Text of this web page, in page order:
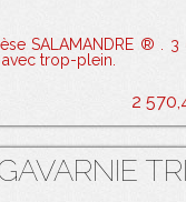
SALAMANDRE ® .
trop-plein.
2